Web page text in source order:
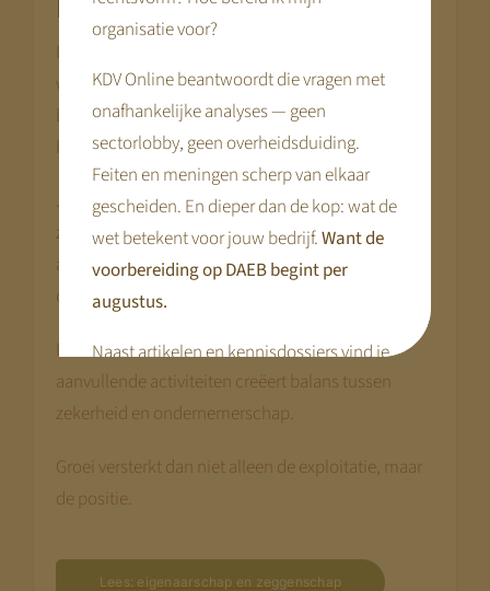
kern
Binnen de kernopvang zal rendement
waarschijnlijk stabieler en begrensder worden. Dat
biedt voorspelbaarheid, maar minder ruimte voor
hoge marges.
Juist daarom kan schaal strategisch interessant
zijn. Een grotere organisatie kan naast de kern
aanvullende waarde ontwikkelen die niet direct
onder hetzelfde kader valt.
De combinatie van een stabiele kern en
aanvullende activiteiten creëert balans tussen
zekerheid en ondernemerschap.
Groei versterkt dan niet alleen de exploitatie, maar
de positie.
Lees: eigenaarschap en zeggenschap
organisatie voor?
KDV Online beantwoordt die vragen met
onafhankelijke analyses — geen
sectorlobby, geen overheidsduiding.
Feiten en meningen scherp van elkaar
gescheiden. En dieper dan de kop: wat de
wet betekent voor jouw bedrijf.Want de
voorbereiding op DAEB begint per
augustus.
Naast artikelen en kennisdossiers vind je
hier praktische tools en webinars die je
voorbereiding concreet maken.
Disclaimer:
We bouwen terwijl je meekijkt. Niet alle
begin augustus— dan staat alles.